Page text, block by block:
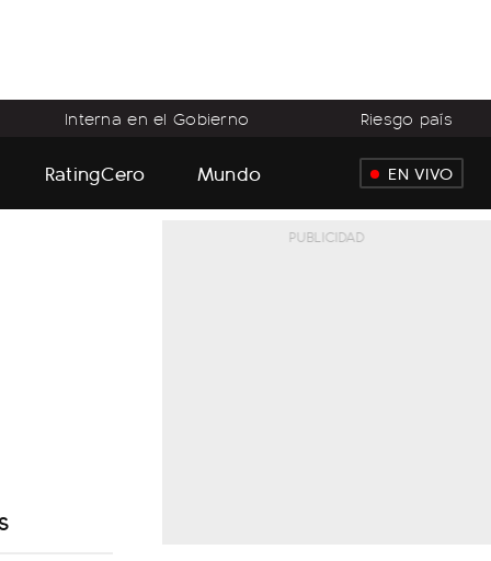
Interna en el Gobierno Riesgo país
RatingCero Mundo EN VIVO